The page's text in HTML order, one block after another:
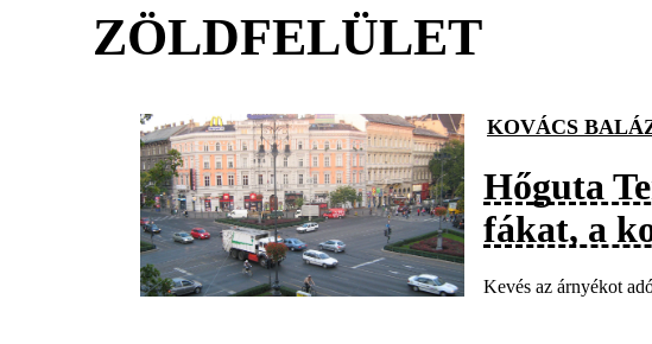
ZÖLDFELÜLET
KOVÁCS
Hőguta
fákat, a
Kevés az árnyékot